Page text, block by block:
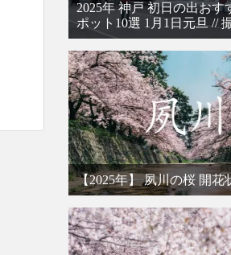
2025年 神戸 初日の出おす
ポット10選 1月1日元旦 //
【2025年】 夙川の桜 開花